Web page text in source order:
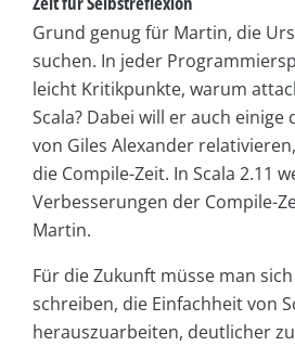
Grund genug für Martin, die
suchen. In jeder
leicht Kritikpunkte, warum
Scala? Dabei will er auch
von Giles Alexander
die Compile-Zeit. In Scala 2.11
Verbesserungen der Compile-
Martin.
Für die Zukunft müsse man
schreiben, die Einfachheit von
herauszuarbeiten, deutlicher